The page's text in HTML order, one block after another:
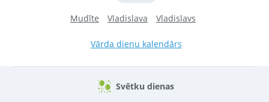
Mudīte Vladislava Vladislavs
Vārda dienu kalendārs
Svētku dienas